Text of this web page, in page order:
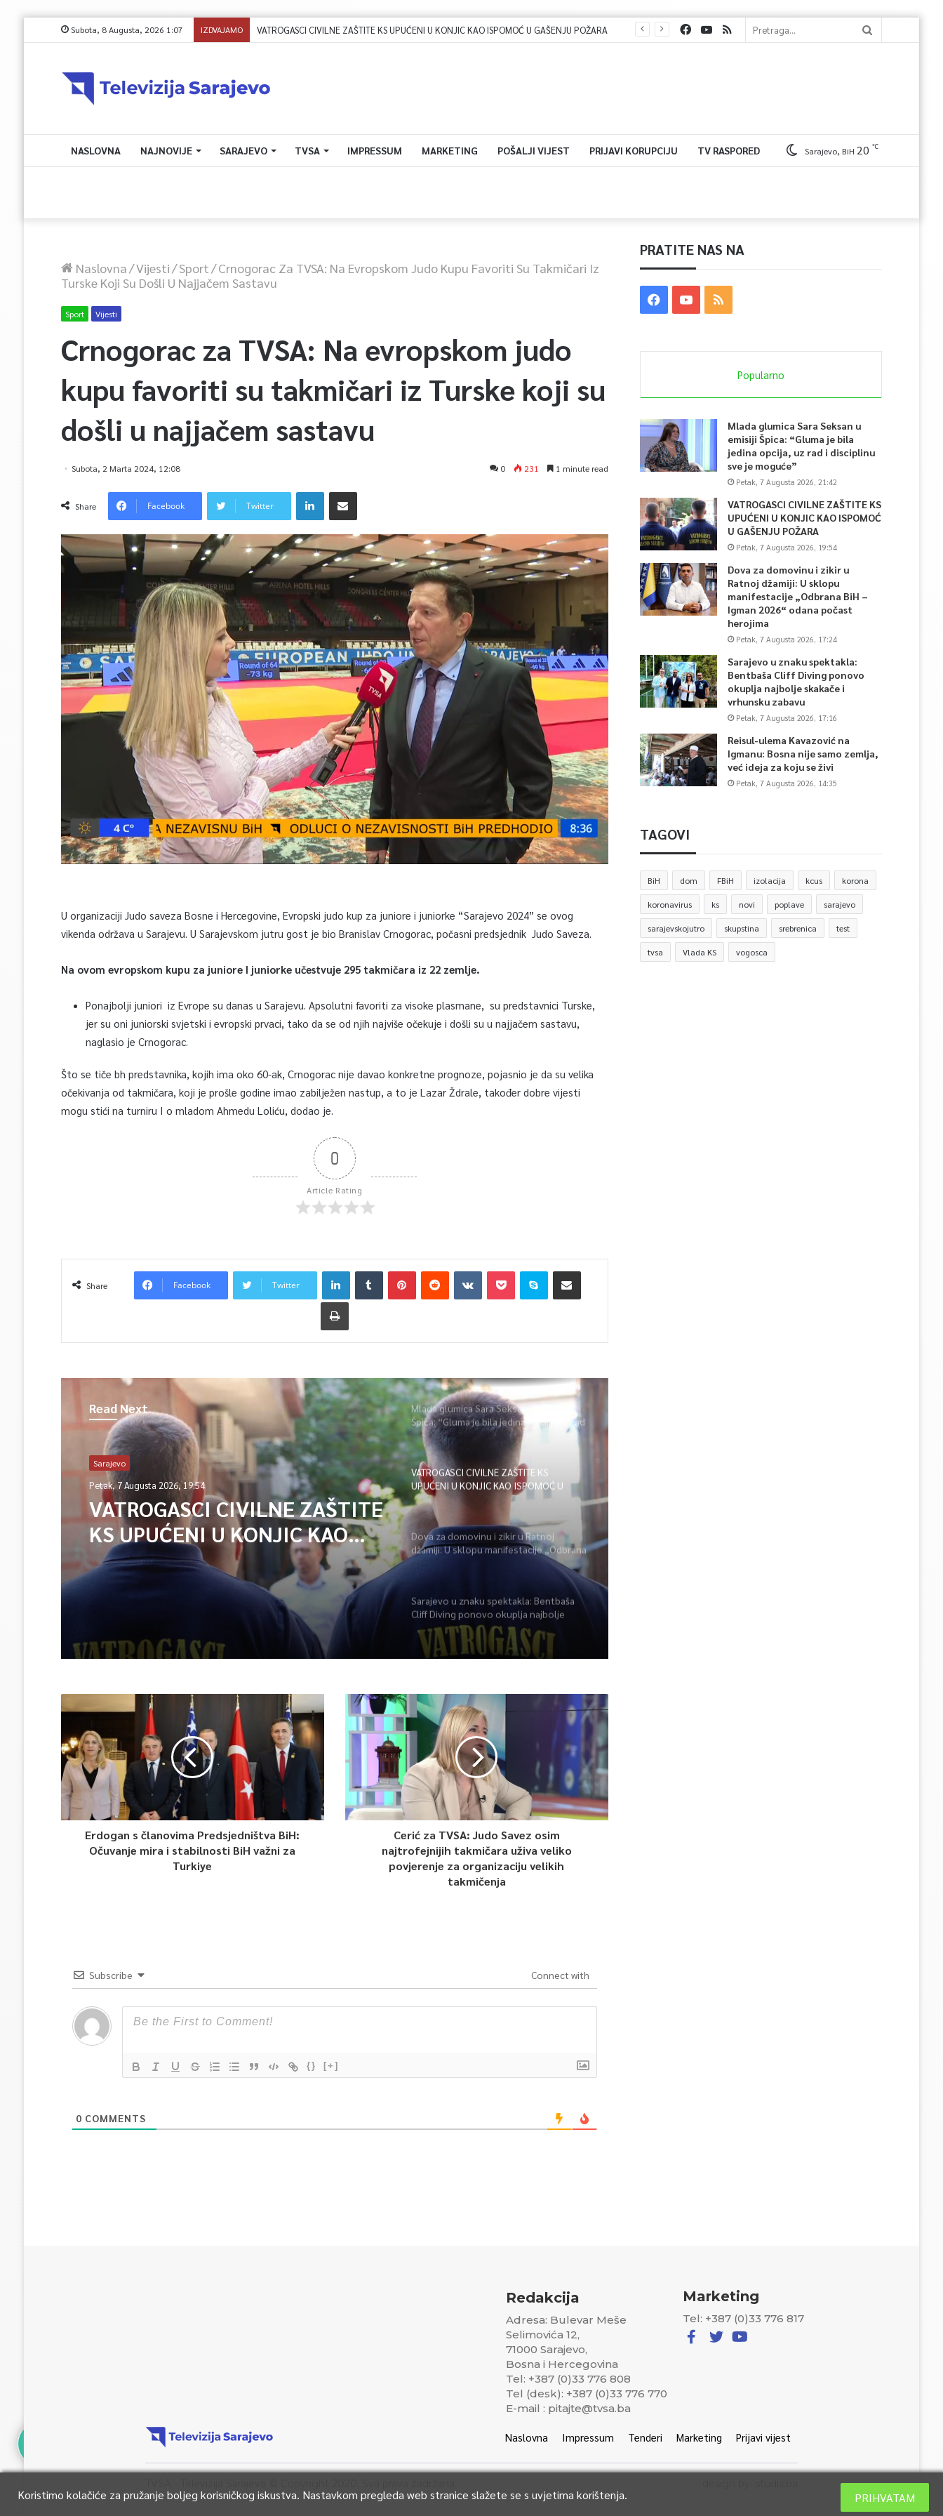
Subota, 8 Augusta, 2026 1:07 IZDVAJAMO
NASLOVNA NAJNOVIJE SARAJEVO TVSA IMPRESSUM MARKETING POŠALJI VIJEST PRIJAVI KORUPCIJU TV RASPORED Sarajevo, BiH 20 ℃
Naslovna/Vijesti/Sport/Crnogorac Za TVSA: Na Evropskom Judo Kupu Favoriti Su Takmičari Iz
Turske Koji Su Došli U Najjačem Sastavu
Sport Vijesti
Crnogorac za TVSA: Na evropskom judo
kupu favoriti su takmičari iz Turske koji su
došli u najjačem sastavu
Subota, 2 Marta 2024, 12:08 0 231 1 minute read
Share Facebook Twitter
U organizaciji Judo saveza Bosne i Hercegovine, Evropski judo kup za juniore i juniorke “Sarajevo 2024” se ovog
vikenda održava u Sarajevu. U Sarajevskom jutru gost je bio Branislav Crnogorac, počasni predsjednik Judo Saveza.
Na ovom evropskom kupu za juniore I juniorke učestvuje 295 takmičara iz 22 zemlje.
Ponajbolji juniori iz Evrope su danas u Sarajevu. Apsolutni favoriti za visoke plasmane, su predstavnici Turske,
jer su oni juniorski svjetski i evropski prvaci, tako da se od njih najviše očekuje i došli su u najjačem sastavu,
naglasio je Crnogorac.
Što se tiče bh predstavnika, kojih ima oko 60-ak, Crnogorac nije davao konkretne prognoze, pojasnio je da su velika
očekivanja od takmičara, koji je prošle godine imao zabilježen nastup, a to je Lazar Ždrale, također dobre vijesti
mogu stići na turniru I o mladom Ahmedu Loliću, dodao je.
0
Article Rating
Share Facebook Twitter
Read Next
Sarajevo
Petak, 7 Augusta 2026, 19:54
VATROGASCI CIVILNE ZAŠTITE
KS UPUĆENI U KONJIC KAO
ISPOMOĆ U GAŠENJU POŽARA
Mlada glumica Sara Seksan u emisiji
Špica: “Gluma je bila jedina opcija, uz rad
i disciplinu sve je moguće”
VATROGASCI CIVILNE ZAŠTITE KS
UPUĆENI U KONJIC KAO ISPOMOĆ U
GAŠENJU POŽARA
Dova za domovinu i zikir u Ratnoj
džamiji: U sklopu manifestacije „Odbrana
BiH – Igman 2026“ odana počast
Sarajevo u znaku spektakla: Bentbaša
Cliff Diving ponovo okuplja najbolje
skakače i vrhunsku zabavu
Erdogan s članovima Predsjedništva BiH:
Očuvanje mira i stabilnosti BiH važni za
Turkiye
Cerić za TVSA: Judo Savez osim
najtrofejnijih takmičara uživa veliko
povjerenje za organizaciju velikih
takmičenja
Subscribe Connect with
{} [+]
0 COMMENTS
PRATITE NAS NA
Popularno
Mlada glumica Sara Seksan u
emisiji Špica: “Gluma je bila
jedina opcija, uz rad i disciplinu
sve je moguće”
Petak, 7 Augusta 2026, 21:42
VATROGASCI CIVILNE ZAŠTITE KS
UPUĆENI U KONJIC KAO ISPOMOĆ
U GAŠENJU POŽARA
Petak, 7 Augusta 2026, 19:54
Dova za domovinu i zikir u
Ratnoj džamiji: U sklopu
manifestacije „Odbrana BiH –
Igman 2026“ odana počast
herojima
Petak, 7 Augusta 2026, 17:24
Sarajevo u znaku spektakla:
Bentbaša Cliff Diving ponovo
okuplja najbolje skakače i
vrhunsku zabavu
Petak, 7 Augusta 2026, 17:16
Reisul-ulema Kavazović na
Igmanu: Bosna nije samo zemlja,
već ideja za koju se živi
Petak, 7 Augusta 2026, 14:35
TAGOVI
BiH dom FBiH izolacija kcus korona
koronavirus ks novi poplave sarajevo
sarajevskojutro skupstina srebrenica test
tvsa Vlada KS vogosca
Redakcija
Adresa: Bulevar Meše
Selimovića 12,
71000 Sarajevo,
Bosna i Hercegovina
Tel: +387 (0)33 776 808
Tel (desk): +387 (0)33 776 770
E-mail : pitajte@tvsa.ba
Marketing
Tel: +387 (0)33 776 817
Naslovna Impressum Tenderi Marketing Prijavi vijest
Koristimo kolačiće za pružanje boljeg korisničkog iskustva. Nastavkom pregleda web stranice slažete se s uvjetima korištenja. PRIHVATAM